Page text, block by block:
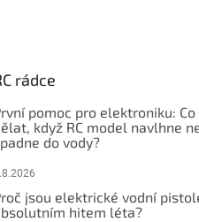
rádce
pomoc pro elektroniku: Co
když RC model navlhne
do vody?
jsou elektrické vodní
hitem léta?